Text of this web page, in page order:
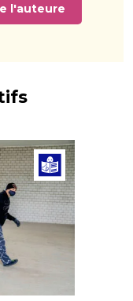
l'auteure
Article